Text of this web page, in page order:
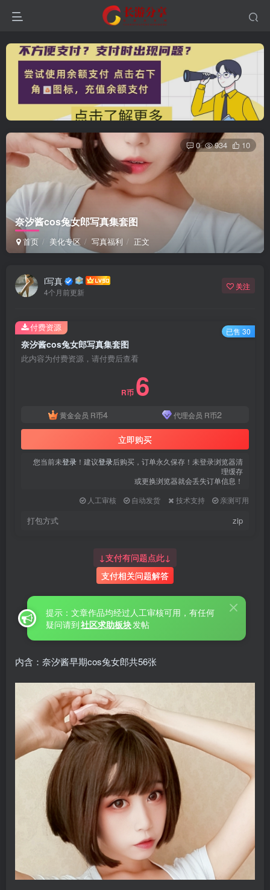
奈汐酱cos兔女郎写真集套图
首页 美化专区 写真福利 正文
0 934 10
i写真
4个月前更新
关注
奈汐酱cos兔女郎写真集套图
此内容为付费资源，请付费后查看
R币 6
黄金会员 R币4 代理会员 R币2
立即购买
您当前未登录 ！建议登录后购买，订单永久保存！未登录浏览器清
理缓存
或更换浏览器就会丢失订单信息！
人工审核
自动发货 技术支持 亲测可用
打包方式 zip
付费资源 已售 30
↓支付有问题点此↓
支付相关问题解答
提示：文章作品均经过人工审核可用，有任何
疑问请到社区求助板块发帖
内含：奈汐酱早期cos兔女郎共56张
登录
没有账号？立即注册
用户名或邮箱
登录密码
社交账号登录
使用社交账号登录即表示同意 用户协议、隐私声明